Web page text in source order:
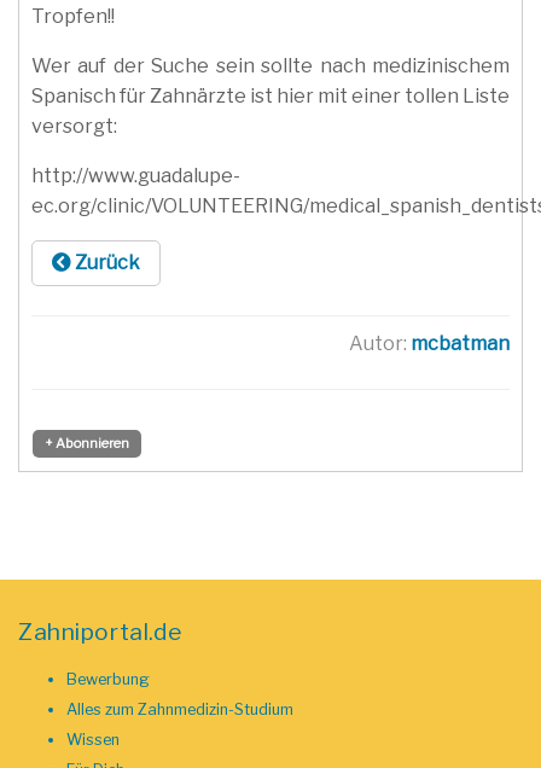
Tropfen!!
Wer auf der Suche sein sollte nach medizinischem
Spanisch für Zahnärzte ist hier mit einer tollen Liste
versorgt:
http://www.guadalupe-
ec.org/clinic/VOLUNTEERING/
Zurück
Autor: mcbatman
+ Abonnieren
Zahniportal.de
Bewerbung
Alles zum Zahnmedizin-Studium
Wissen